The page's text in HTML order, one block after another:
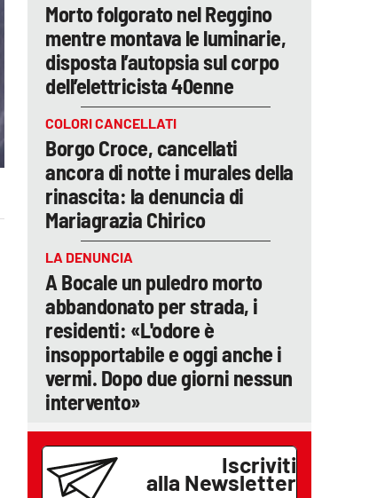
Morto folgorato nel Reggino
mentre montava le luminarie,
disposta l’autopsia sul corpo
dell’elettricista 40enne
COLORI CANCELLATI
Borgo Croce, cancellati
ancora di notte i murales della
rinascita: la denuncia di
Mariagrazia Chirico
LA DENUNCIA
A Bocale un puledro morto
abbandonato per strada, i
residenti: «L'odore è
insopportabile e oggi anche i
vermi. Dopo due giorni nessun
intervento»
Iscriviti
alla Newsletter